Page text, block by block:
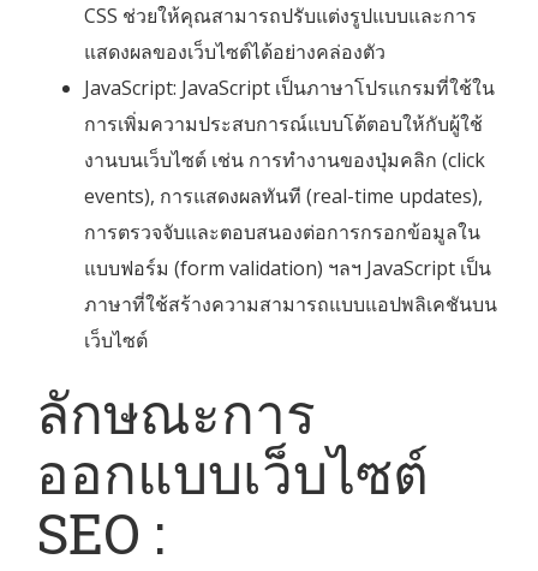
CSS ช่วยให้คุณสามารถปรับแต่งรูปแบบและการ
แสดงผลของเว็บไซต์ได้อย่างคล่องตัว
JavaScript: JavaScript เป็นภาษาโปรแกรมที่ใช้ใน
การเพิ่มความประสบการณ์แบบโต้ตอบให้กับผู้ใช้
งานบนเว็บไซต์ เช่น การทำงานของปุ่มคลิก (click
events), การแสดงผลทันที (real-time updates),
การตรวจจับและตอบสนองต่อการกรอกข้อมูลใน
แบบฟอร์ม (form validation) ฯลฯ JavaScript เป็น
ภาษาที่ใช้สร้างความสามารถแบบแอปพลิเคชันบน
เว็บไซต์
ลักษณะการ
ออกแบบเว็บไซต์
SEO :